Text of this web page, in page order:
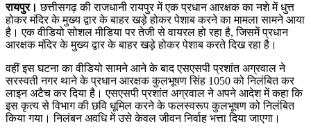
रायपुर। छत्तीसगढ़ की राजधानी रायपुर में एक प्रधान आरक्षक का नशे में धुत्त
होकर मंदिर के मुख्य द्वार के बाहर खड़े होकर पेशाब करने का मामला सामने आया
है। एक वीडियो सोशल मीडिया पर तेजी से वायरल हो रहा है, जिसमें प्रधान
आरक्षक मंदिर के मुख्य द्वार के बाहर खड़े होकर पेशाब करते दिख रहा है।
वहीं इस घटना का वीडियो सामने आने के बाद एसएसपी प्रशांत अग्रवाल ने
सरस्वती नगर थाने के प्रधान आरक्षक कुलभूषण सिंह 1050 को निलंबित कर
लाइन अटैच कर दिया है। एसएसपी प्रशांत अग्रवाल ने अपने आदेश में कहा कि
इस कृत्य से विभाग की छवि धूमिल करने के फलस्वरूप कुलभूषण को निलंबित
किया गया। निलंबन अवधि में उसे केवल जीवन निर्वाह भत्ता दिया जाएगा।